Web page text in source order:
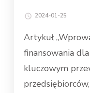
2024-01-25
Artykuł
finansowania
kluczowym